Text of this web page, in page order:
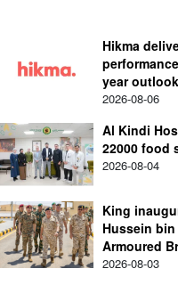
Hikma
year outlook
2026-08-06
Al Kindi
22000 food
2026-08-04
King
Hussein
Armoured
2026-08-03